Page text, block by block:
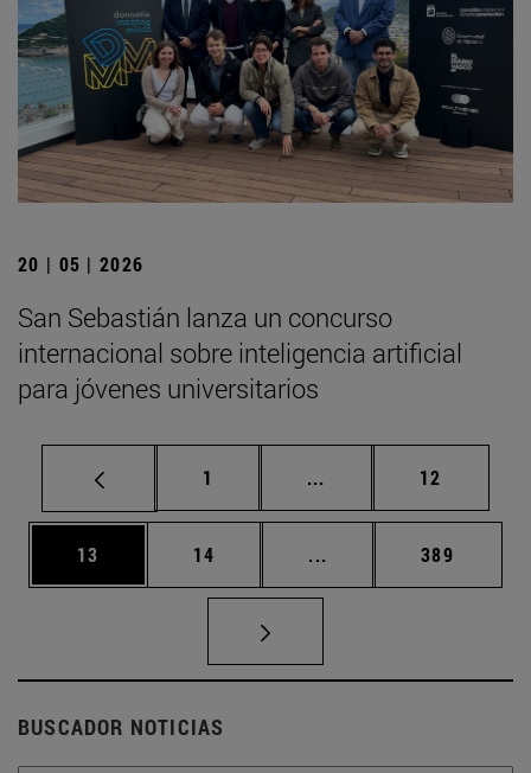
20 | 05 | 2026
San Sebastián lanza un concurso
internacional sobre inteligencia artificial
para jóvenes universitarios
Página
1 ... Páginas intermedias
Página
12
Página
13 Página
14 ... Páginas intermedias
Página
389
BUSCADOR NOTICIAS